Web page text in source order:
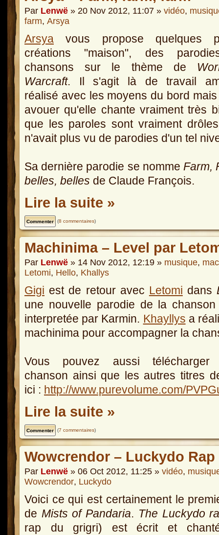
Par Lenwë » 20 Nov 2012, 11:07 » vidéo,
farm, Arsya
Arsya vous propose quelques
créations "maison", des
chansons sur le thème de
Warcraft. Il s'agit là de travail
réalisé avec les moyens du bord
avouer qu'elle chante vraiment très
que les paroles sont vraiment
n'avait plus vu de parodies d'un tel
Sa dernière parodie se nomme Farm,
belles, belles de Claude François.
Lire la suite »
(8 commentaires)
Machinima – Level par
Par Lenwë » 14 Nov 2012, 12:19 » musique,
Letomi, Hello, Khallys
Gigi est de retour avec Letomi dans
une nouvelle parodie de la
interpretée par Karmin. Khayllys a
machinima pour accompagner la
Vous pouvez aussi télécharger
chanson ainsi que les autres titres
ici : http://www.purevolume.com/
Lire la suite »
(7 commentaires)
Wowcrendor – Luckydo Rap
Par Lenwë » 06 Oct 2012, 11:25 » vidéo,
Wowcrendor, Luckydo
Voici ce qui est certainement le
de Mists of Pandaria. The Luckydo
rap du grigri) est écrit et